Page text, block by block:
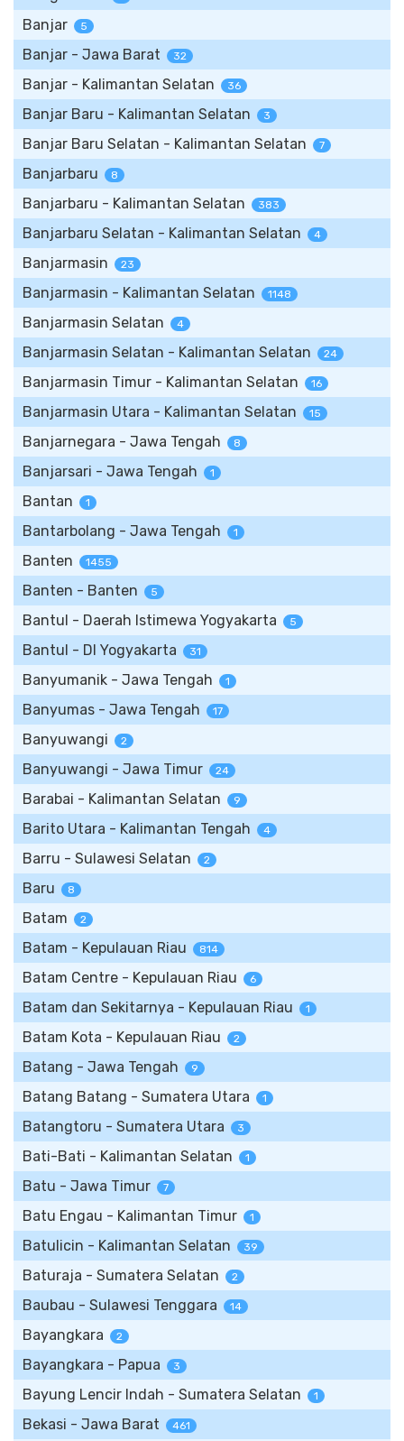
Banjar 5
Banjar - Jawa Barat 32
Banjar - Kalimantan Selatan 36
Banjar Baru - Kalimantan Selatan 3
Banjar Baru Selatan - Kalimantan Selatan 7
Banjarbaru 8
Banjarbaru - Kalimantan Selatan 383
Banjarbaru Selatan - Kalimantan Selatan 4
Banjarmasin 23
Banjarmasin - Kalimantan Selatan 1148
Banjarmasin Selatan 4
Banjarmasin Selatan - Kalimantan Selatan 24
Banjarmasin Timur - Kalimantan Selatan 16
Banjarmasin Utara - Kalimantan Selatan 15
Banjarnegara - Jawa Tengah 8
Banjarsari - Jawa Tengah 1
Bantan 1
Bantarbolang - Jawa Tengah 1
Banten 1455
Banten - Banten 5
Bantul - Daerah Istimewa Yogyakarta 5
Bantul - DI Yogyakarta 31
Banyumanik - Jawa Tengah 1
Banyumas - Jawa Tengah 17
Banyuwangi 2
Banyuwangi - Jawa Timur 24
Barabai - Kalimantan Selatan 9
Barito Utara - Kalimantan Tengah 4
Barru - Sulawesi Selatan 2
Baru 8
Batam 2
Batam - Kepulauan Riau 814
Batam Centre - Kepulauan Riau 6
Batam dan Sekitarnya - Kepulauan Riau 1
Batam Kota - Kepulauan Riau 2
Batang - Jawa Tengah 9
Batang Batang - Sumatera Utara 1
Batangtoru - Sumatera Utara 3
Bati-Bati - Kalimantan Selatan 1
Batu - Jawa Timur 7
Batu Engau - Kalimantan Timur 1
Batulicin - Kalimantan Selatan 39
Baturaja - Sumatera Selatan 2
Baubau - Sulawesi Tenggara 14
Bayangkara 2
Bayangkara - Papua 3
Bayung Lencir Indah - Sumatera Selatan 1
Bekasi - Jawa Barat 461